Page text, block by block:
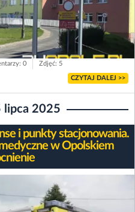
0 Zdjęć: 5
CZYTAJ DALEJ >>
lipca 2025
i punkty stacjonowania.
w Opolskiem